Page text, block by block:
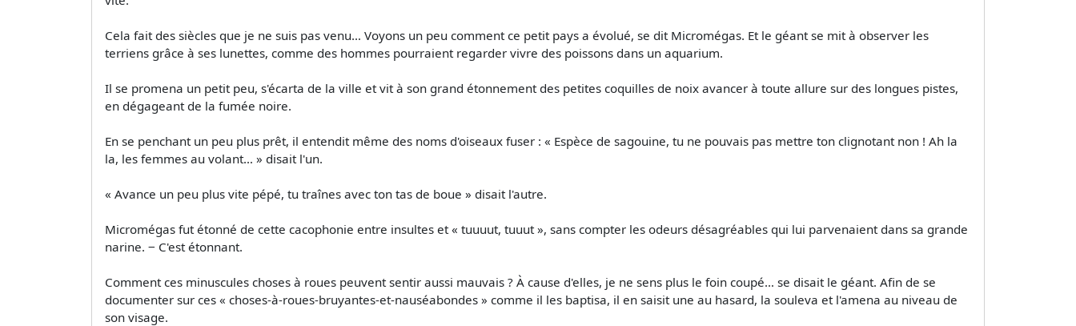
Cela fait des siècles que je ne suis pas venu… Voyons un peu comment ce petit pays a évolué, se dit Micromégas. Et le géant se mit à observer les
terriens grâce à ses lunettes, comme des hommes pourraient regarder vivre des poissons dans un aquarium.
Il se promena un petit peu, s'écarta de la ville et vit à son grand étonnement des petites coquilles de noix avancer à toute allure sur des longues pistes,
en dégageant de la fumée noire.
En se penchant un peu plus prêt, il entendit même des noms d'oiseaux fuser : « Espèce de sagouine, tu ne pouvais pas mettre ton clignotant non ! Ah la
la, les femmes au volant… » disait l'un.
« Avance un peu plus vite pépé, tu traînes avec ton tas de boue » disait l'autre.
Micromégas fut étonné de cette cacophonie entre insultes et « tuuuut, tuuut », sans compter les odeurs désagréables qui lui parvenaient dans sa grande
narine. ‒ C'est étonnant.
Comment ces minuscules choses à roues peuvent sentir aussi mauvais ? À cause d'elles, je ne sens plus le foin coupé… se disait le géant. Afin de se
documenter sur ces « choses-à-roues-bruyantes-et-nauséabondes » comme il les baptisa, il en saisit une au hasard, la souleva et l'amena au niveau de
son visage.